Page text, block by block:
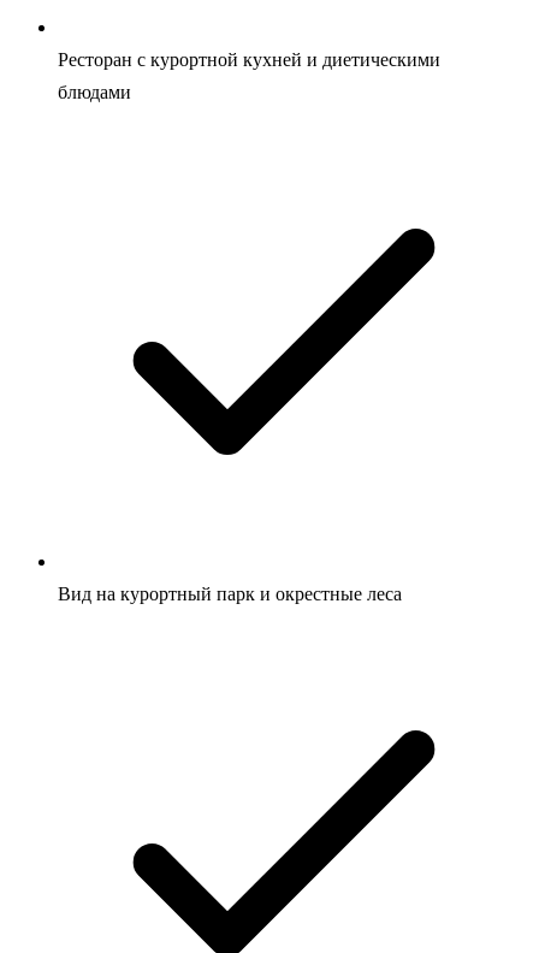
Ресторан с курортной кухней и диетическими
блюдами
Вид на курортный парк и окрестные леса